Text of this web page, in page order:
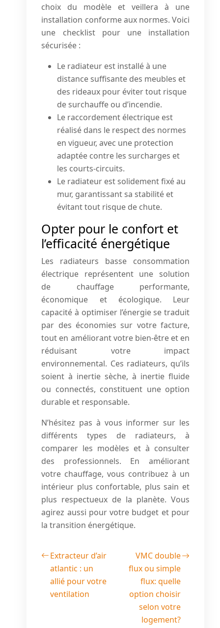
choix du modèle et veillera à une
installation conforme aux normes. Voici
une checklist pour une installation
sécurisée :
Le radiateur est installé à une
distance suffisante des meubles et
des rideaux pour éviter tout risque
de surchauffe ou d’incendie.
Le raccordement électrique est
réalisé dans le respect des normes
en vigueur, avec une protection
adaptée contre les surcharges et
les courts-circuits.
Le radiateur est solidement fixé au
mur, garantissant sa stabilité et
évitant tout risque de chute.
Opter pour le confort et
l’efficacité énergétique
Les radiateurs basse consommation
électrique représentent une solution
de chauffage performante,
économique et écologique. Leur
capacité à optimiser l’énergie se traduit
par des économies sur votre facture,
tout en améliorant votre bien-être et en
réduisant votre impact
environnemental. Ces radiateurs, qu’ils
soient à inertie sèche, à inertie fluide
ou connectés, constituent une option
durable et responsable.
N’hésitez pas à vous informer sur les
différents types de radiateurs, à
comparer les modèles et à consulter
des professionnels. En améliorant
votre chauffage, vous contribuez à un
intérieur plus confortable, plus sain et
plus respectueux de la planète. Vous
agirez aussi pour votre budget et pour
la transition énergétique.
Extracteur d’air
atlantic : un
allié pour votre
ventilation
VMC double
flux ou simple
flux: quelle
option choisir
selon votre
logement?